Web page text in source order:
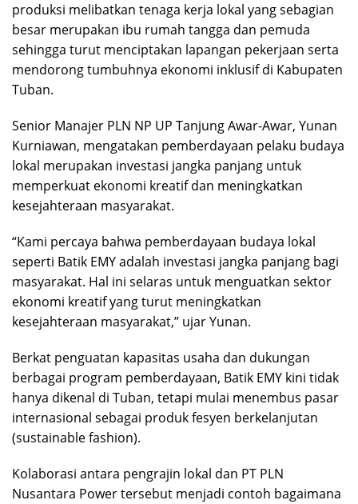
produksi melibatkan tenaga kerja lokal yang sebagian
besar merupakan ibu rumah tangga dan pemuda
sehingga turut menciptakan lapangan pekerjaan serta
mendorong tumbuhnya ekonomi inklusif di Kabupaten
Tuban.
Senior Manajer PLN NP UP Tanjung Awar-Awar, Yunan
Kurniawan, mengatakan pemberdayaan pelaku budaya
lokal merupakan investasi jangka panjang untuk
memperkuat ekonomi kreatif dan meningkatkan
kesejahteraan masyarakat.
“Kami percaya bahwa pemberdayaan budaya lokal
seperti Batik EMY adalah investasi jangka panjang bagi
masyarakat. Hal ini selaras untuk menguatkan sektor
ekonomi kreatif yang turut meningkatkan
kesejahteraan masyarakat,” ujar Yunan.
Berkat penguatan kapasitas usaha dan dukungan
berbagai program pemberdayaan, Batik EMY kini tidak
hanya dikenal di Tuban, tetapi mulai menembus pasar
internasional sebagai produk fesyen berkelanjutan
(sustainable fashion).
Kolaborasi antara pengrajin lokal dan PT PLN
Nusantara Power tersebut menjadi contoh bagaimana